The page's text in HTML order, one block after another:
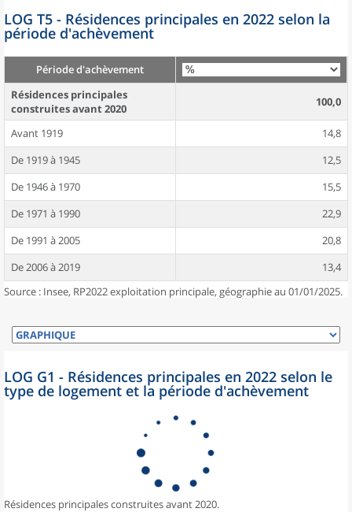
LOG T5 - Résidences principales en 2022 selon la
période d'achèvement
Période d'achèvement
Résidences principales
construites avant 2020
100,0
Avant 1919
14,8
De 1919 à 1945
12,5
De 1946 à 1970
15,5
De 1971 à 1990
22,9
De 1991 à 2005
20,8
De 2006 à 2019
13,4
Source : Insee, RP2022 exploitation principale, géographie au 01/01/2025.
LOG G1 - Résidences principales en 2022 selon le
type de logement et la période d'achèvement
Résidences principales construites avant 2020.